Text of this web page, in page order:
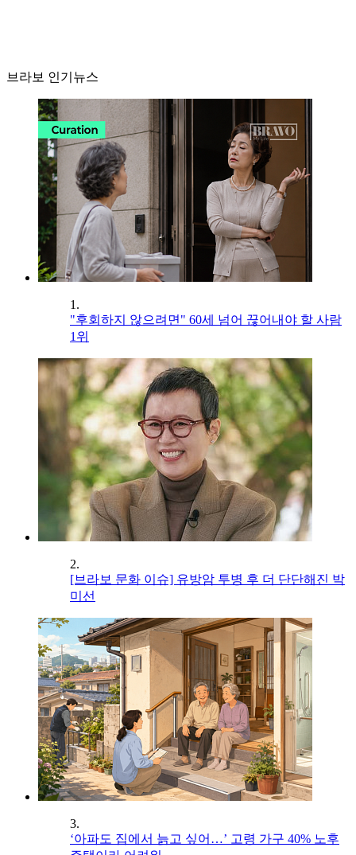
브라보 인기뉴스
1.
"후회하지 않으려면" 60세 넘어 끊어내야 할 사람
1위
2.
[브라보 문화 이슈] 유방암 투병 후 더 단단해진 박
미선
3.
‘아파도 집에서 늙고 싶어…’ 고령 가구 40% 노후